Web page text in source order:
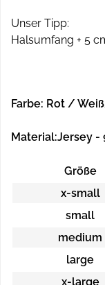
Unser Tipp:
Halsumfang + 5
Farbe: Rot /
Material:Jersey -
Größe
x-small
small
medium
large
x-large